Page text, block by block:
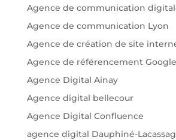
Agence de communication
Agence de communication Lyon
Agence de création de site
Agence de référencement
Agence Digital Ainay
Agence digital bellecour
Agence Digital Confluence
agence digital Dauphiné-